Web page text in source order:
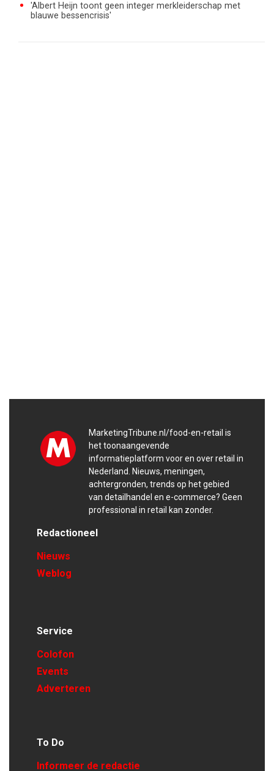
'Albert Heijn toont geen integer merkleiderschap met
blauwe bessencrisis'
MarketingTribune.nl/food-en-retail is
het toonaangevende
informatieplatform voor en over retail in
Nederland. Nieuws, meningen,
achtergronden, trends op het gebied
van detailhandel en e-commerce? Geen
professional in retail kan zonder.
Redactioneel
Nieuws
Weblog
Service
Colofon
Events
Adverteren
To Do
Informeer de redactie